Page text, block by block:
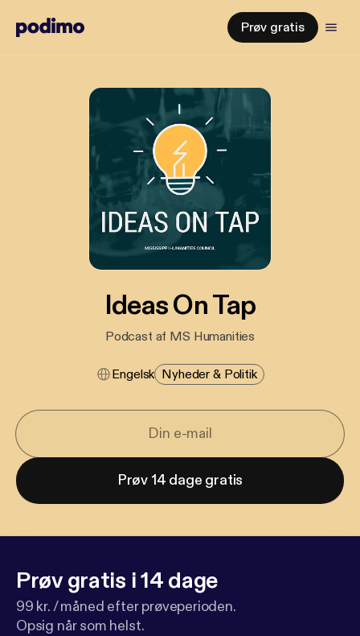
Prøv gratis
Ideas On Tap
Podcast af MS Humanities
Engelsk Nyheder & Politik
Prøv 14 dage gratis
Prøv gratis i 14 dage
99 kr. / måned efter prøveperioden.
Opsig når som helst.